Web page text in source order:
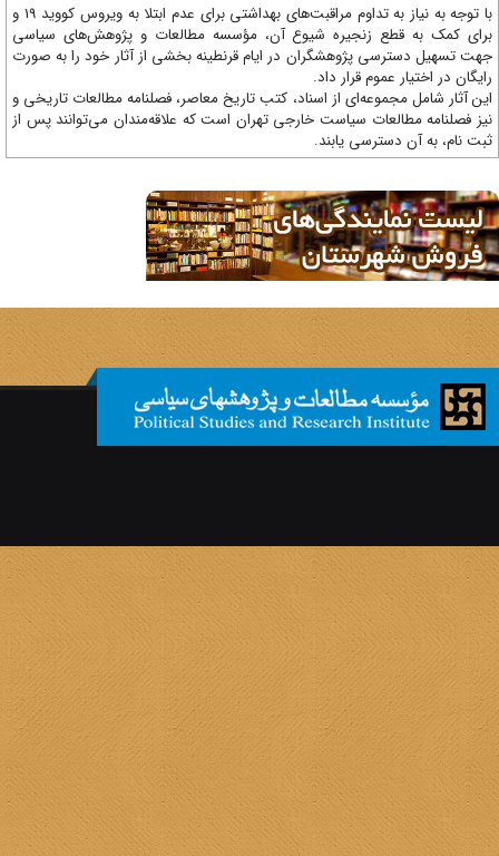
با توجه به نیاز به تداوم مراقبت‌های بهداشتی برای عدم ابتلا به ویروس کووید 19 و
کمک به قطع زنجیره شیوع آن، مؤسسه مطالعات و پژوهش‌های سیاسی
تسهیل دسترسی پژوهشگران در ایام قرنطینه بخشی از آثار خود را به صورت
در اختیار عموم قرار داد.
آثار شامل مجموعه‌ای از اسناد، کتب تاریخ معاصر، فصلنامه‌ مطالعات تاریخی و
فصلنامه مطالعات سیاست خارجی تهران است که علاقه‌مندان می‌توانند پس از
نام، به آن دسترسی یابند.